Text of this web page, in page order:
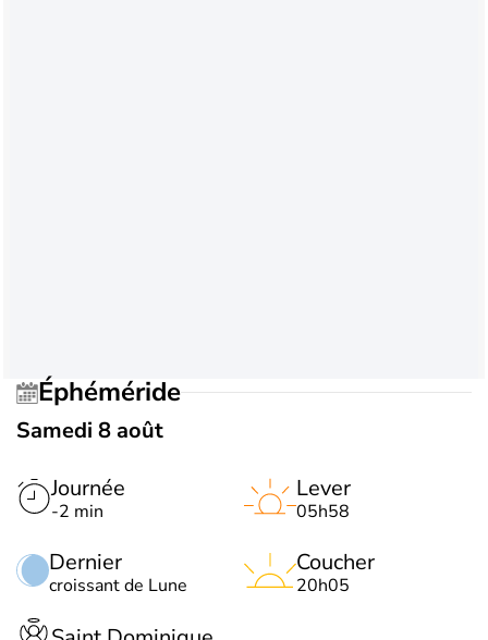
Éphéméride
Samedi 8 août
Journée
-2 min
Dernier
croissant de Lune
Lever
05h58
Coucher
20h05